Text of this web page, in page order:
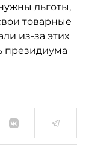
льготы,
товарные
из-за этих
президиума